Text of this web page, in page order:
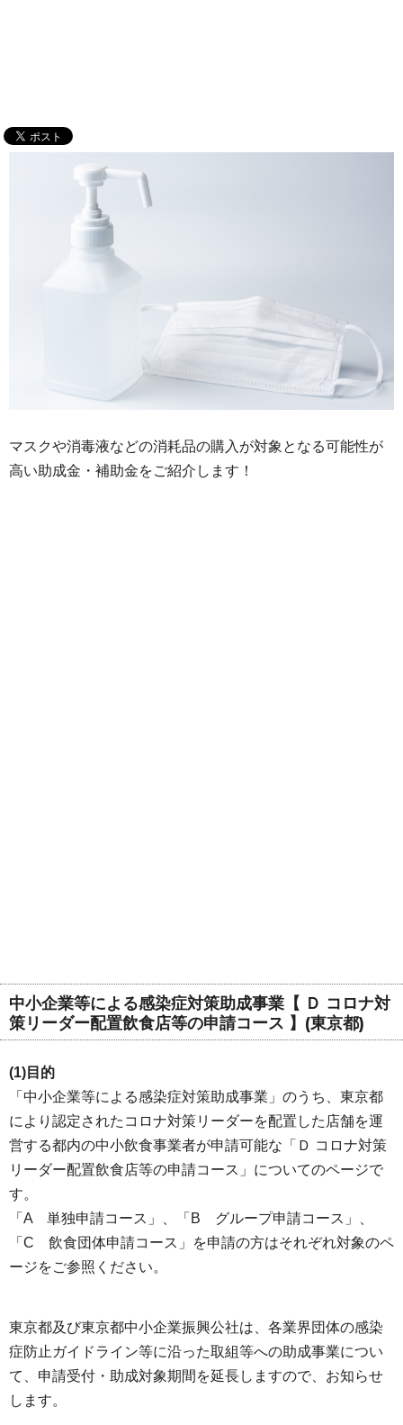
マスクや消毒液などの消耗品の購入が対象となる可能性が
高い助成金・補助金をご紹介します！
中小企業等による感染症対策助成事業【 Ｄ コロナ対
策リーダー配置飲食店等の申請コース 】(東京都)
(1)目的
「中小企業等による感染症対策助成事業」のうち、東京都
により認定されたコロナ対策リーダーを配置した店舗を運
営する都内の中小飲食事業者が申請可能な「Ｄ コロナ対策
リーダー配置飲食店等の申請コース」についてのページで
す。
「A 単独申請コース」、「B グループ申請コース」、
「C 飲食団体申請コース」を申請の方はそれぞれ対象のペ
ージをご参照ください。
東京都及び東京都中小企業振興公社は、各業界団体の感染
症防止ガイドライン等に沿った取組等への助成事業につい
て、申請受付・助成対象期間を延長しますので、お知らせ
します。